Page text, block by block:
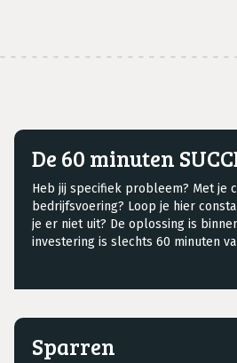
De 60 minuten
Heb jij specifiek probleem? Met je
bedrijfsvoering? Loop je hier
je er niet uit? De oplossing is
investering is slechts 60 minuten
Sparren